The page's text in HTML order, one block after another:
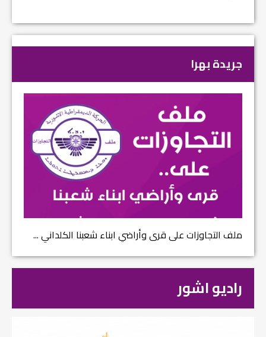
جريدة بهرا
ملف التجاوزات على قرى وأراضي ابناء شعبنا الكلداني ...
راديو اشور